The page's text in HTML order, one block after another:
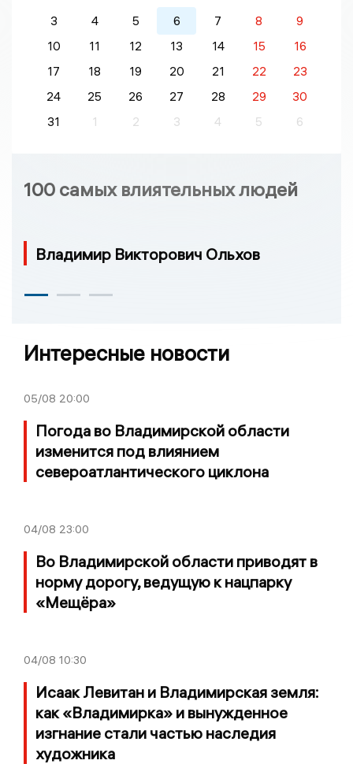
3
4 5 6 7 8
9
10
11 12 13 14 15
16
17
18 19 20 21 22
23
24
25 26 27 28 29
30
31
1 2 3 4 5 6
100 самых влиятельных людей
Владимир Викторович Ольхов
Интересные новости
05/08 20:00
Погода во Владимирской области
изменится под влиянием
североатлантического циклона
04/08 23:00
Во Владимирской области приводят в
норму дорогу, ведущую к нацпарку
«Мещёра»
04/08 10:30
Исаак Левитан и Владимирская земля:
как «Владимирка» и вынужденное
изгнание стали частью наследия
художника